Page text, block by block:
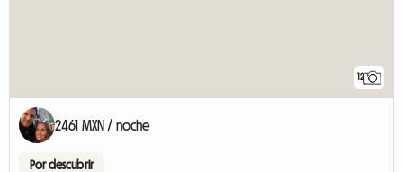
12
2461 MXN / noche
Por descubrir